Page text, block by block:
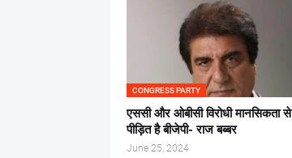
CONGRESS PARTY
एससी और ओबीसी विरोधी मानसिकता से
पीड़ित है बीजेपी- राज बब्बर
June 25, 2024